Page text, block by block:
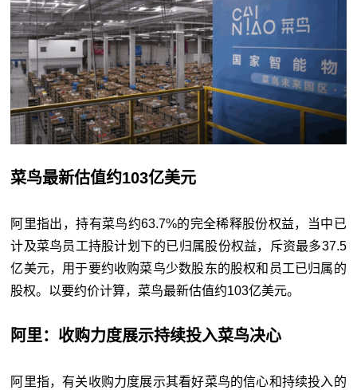
菜鸟最新估值约103亿美元
阿里指出，持有菜鸟约63.7%的完全稀释股份权益，当中已
计及菜鸟员工持股计划下的已归属股份权益，斥资最多37.5
亿美元，用于要约收购菜鸟少数股东的股权和员工已归属的
股权。以要约价计算，菜鸟最新估值约103亿美元。
阿里：收购力度展示持续投入菜鸟决心
阿里指，有关收购力度展示其看好菜鸟的信心和持续投入的